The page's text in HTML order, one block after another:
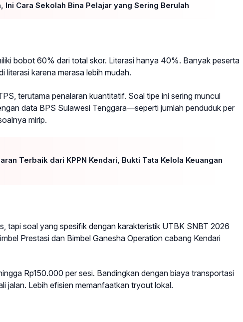
Ini Cara Sekolah Bina Pelajar yang Sering Berulah
bobot 60% dari total skor. Literasi hanya 40%. Banyak peserta
literasi karena merasa lebih mudah.
terutama penalaran kuantitatif. Soal tipe ini sering muncul
data BPS Sulawesi Tenggara—seperti jumlah penduduk per
mirip.
Terbaik dari KPPN Kendari, Bukti Tata Kelola Keuangan
tapi soal yang spesifik dengan karakteristik UTBK SNBT 2026
Prestasi dan Bimbel Ganesha Operation cabang Kendari
Rp150.000 per sesi. Bandingkan dengan biaya transportasi
jalan. Lebih efisien memanfaatkan tryout lokal.